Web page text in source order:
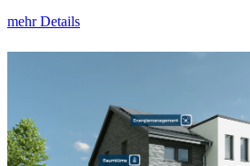
mehr Details